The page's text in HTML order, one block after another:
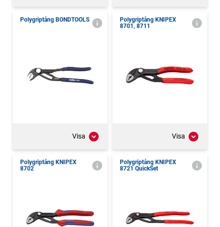
Polygriptång BONDTOOLS
Visa
Polygriptång KNIPEX
8701, 8711
Visa
Polygriptång KNIPEX
8702
Polygriptång KNIPEX
8721 QuickSet